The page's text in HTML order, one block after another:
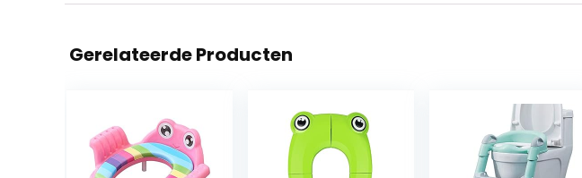
Gerelateerde Producten